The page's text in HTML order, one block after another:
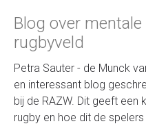
Blog over
rugbyveld
Petra Sauter - de Munck
en interessant blog
bij de RAZW. Dit geeft een
rugby en hoe dit de